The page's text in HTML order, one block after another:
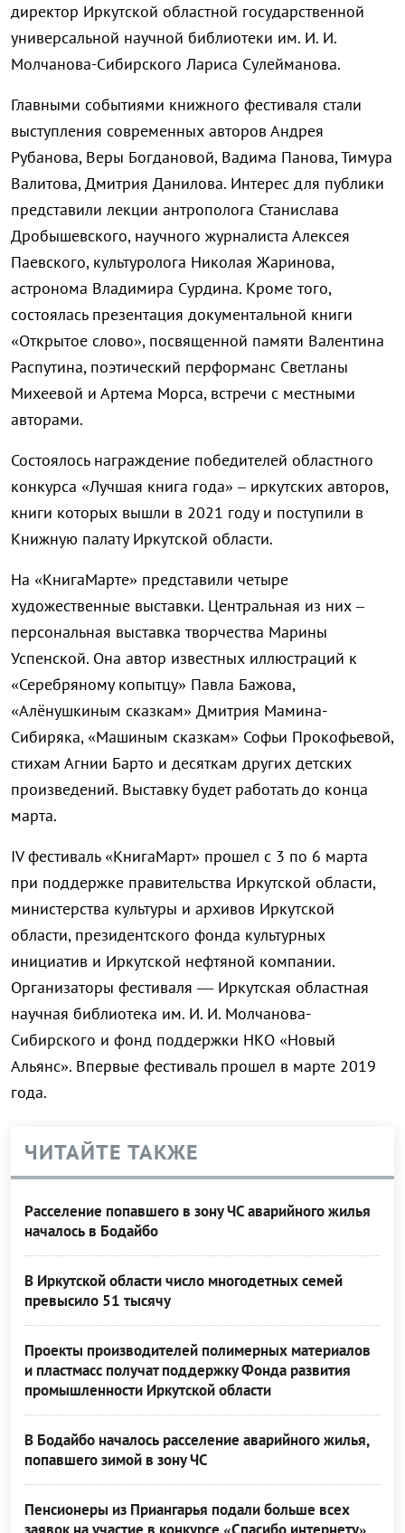
директор Иркутской областной государственной
универсальной научной библиотеки им. И. И.
Молчанова-Сибирского Лариса Сулейманова.
Главными событиями книжного фестиваля стали
выступления современных авторов Андрея
Рубанова, Веры Богдановой, Вадима Панова, Тимура
Валитова, Дмитрия Данилова. Интерес для публики
представили лекции антрополога Станислава
Дробышевского, научного журналиста Алексея
Паевского, культуролога Николая Жаринова,
астронома Владимира Сурдина. Кроме того,
состоялась презентация документальной книги
«Открытое слово», посвященной памяти Валентина
Распутина, поэтический перформанс Светланы
Михеевой и Артема Морса, встречи с местными
авторами.
Состоялось награждение победителей областного
конкурса «Лучшая книга года» – иркутских авторов,
книги которых вышли в 2021 году и поступили в
Книжную палату Иркутской области.
На «КнигаМарте» представили четыре
художественные выставки. Центральная из них –
персональная выставка творчества Марины
Успенской. Она автор известных иллюстраций к
«Серебряному копытцу» Павла Бажова,
«Алёнушкиным сказкам» Дмитрия Мамина-
Сибиряка, «Машиным сказкам» Софьи Прокофьевой,
стихам Агнии Барто и десяткам других детских
произведений. Выставку будет работать до конца
марта.
IV фестиваль «КнигаМарт» прошел с 3 по 6 марта
при поддержке правительства Иркутской области,
министерства культуры и архивов Иркутской
области, президентского фонда культурных
инициатив и Иркутской нефтяной компании.
Организаторы фестиваля — Иркутская областная
научная библиотека им. И. И. Молчанова-
Сибирского и фонд поддержки НКО «Новый
Альянс». Впервые фестиваль прошел в марте 2019
года.
ЧИТАЙТЕ ТАКЖЕ
Расселение попавшего в зону ЧС аварийного жилья
началось в Бодайбо
В Иркутской области число многодетных семей
превысило 51 тысячу
Проекты производителей полимерных материалов
и пластмасс получат поддержку Фонда развития
промышленности Иркутской области
В Бодайбо началось расселение аварийного жилья,
попавшего зимой в зону ЧС
Пенсионеры из Приангарья подали больше всех